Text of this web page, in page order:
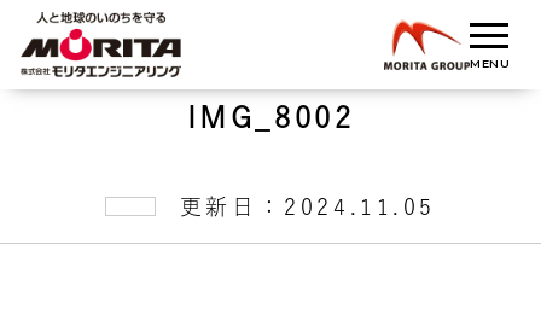
IMG_8002
更新日：2024.11.05